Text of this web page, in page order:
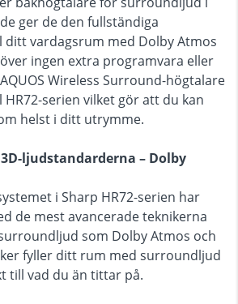
ger de den fullständiga
vardagsrum med Dolby Atmos
ingen extra programvara eller
Wireless Surround-högtalare
serien vilket gör att du kan
helst i ditt utrymme.
ljudstandarderna – Dolby
i Sharp HR72-serien har
de mest avancerade teknikerna
som Dolby Atmos och
fyller ditt rum med surroundljud
till vad du än tittar på.